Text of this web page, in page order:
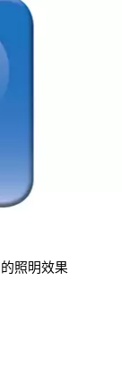
照明效果